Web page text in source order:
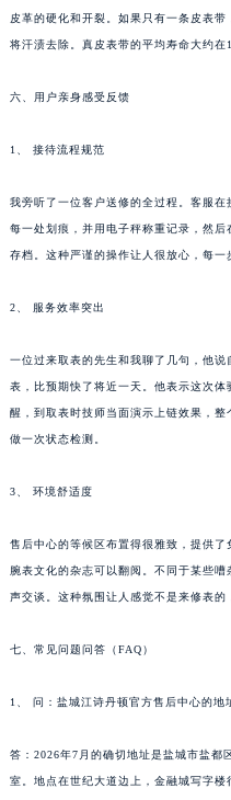
皮革的硬化和开裂。如果只有一条皮表
将汗渍去除。真皮表带的平均寿命大约在
六、用户亲身感受反馈
1、 接待流程规范
我旁听了一位客户送修的全过程。客服
每一处划痕，并用电子秤称重记录，然
存档。这种严谨的操作让人很放心，每一
2、 服务效率突出
一位过来取表的先生和我聊了几句，他
表，比预期快了将近一天。他表示这次
醒，到取表时技师当面演示上链效果，
做一次状态检测。
3、 环境舒适度
售后中心的等候区布置得很雅致，提供
腕表文化的杂志可以翻阅。不同于某些
声交谈。这种氛围让人感觉不是来修表的
七、常见问题问答（FAQ）
1、 问：盐城江诗丹顿官方售后中心的地
答：2026年7月的确切地址是盐城市盐都
室。地点在世纪大道边上，金融城写字